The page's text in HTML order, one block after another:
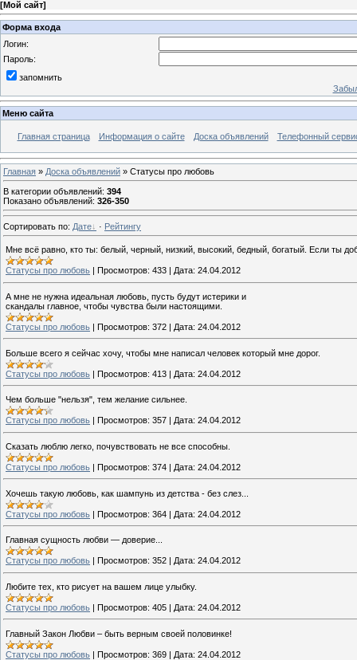
[Мой сайт]
Форма входа
Логин:
Пароль:
запомнить
Меню сайта
Главная страница Информация о сайте Доска объявлений Телефонный
Главная » Доска объявлений » Cтатусы про любовь
В категории объявлений: 394
Показано объявлений: 326-350
Сортировать по: Дате · Рейтингу
Мне всё равно, кто ты: белый, черный, низкий, высокий, бедный, богатый. Если ты
Cтатусы про любовь Просмотров: 433 Дата: 24.04.2012
А мне не нужна идеальная любовь, пусть будут истерики и
скандалы главное, чтобы чувства были настоящими.
Cтатусы про любовь | Просмотров: 372 | Дата: 24.04.2012
Больше всего я сейчас хочу, чтобы мне написал человек который мне дорог.
Cтатусы про любовь | Просмотров: 413 | Дата: 24.04.2012
Чем больше "нельзя", тем желание сильнее.
Cтатусы про любовь Просмотров: 357 Дата: 24.04.2012
Сказать люблю легко, почувствовать не все способны.
Cтатусы про любовь | Просмотров: 374 | Дата: 24.04.2012
Хочешь такую любовь, как шампунь из детства - без слез...
Cтатусы про любовь | Просмотров: 364 | Дата: 24.04.2012
Главная сущность любви — доверие...
Cтатусы про любовь Просмотров: 352 Дата: 24.04.2012
Любите тех, кто рисует на вашем лице улыбку.
Cтатусы про любовь | Просмотров: 405 | Дата: 24.04.2012
Главный Закон Любви – быть верным своей половинке!
Cтатусы про любовь | Просмотров: 369 | Дата: 24.04.2012